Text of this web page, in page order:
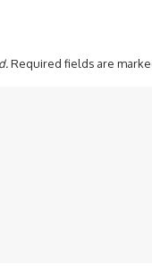
Required fields are